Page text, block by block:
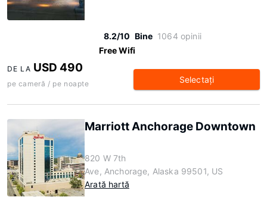
8.2/10 Bine 1064 opinii
Free Wifi
DE LA USD 490
pe cameră / pe noapte Selectaţi
Marriott Anchorage Downtown
820 W 7th
Ave, Anchorage, Alaska 99501, US
Arată hartă